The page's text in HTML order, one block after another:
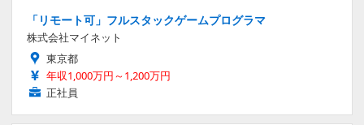
「リモート可」フルスタックゲームプログラマ
株式会社マイネット
東京都
年収1,000万円～1,200万円
正社員